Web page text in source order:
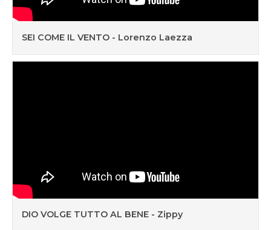
SEI COME IL VENTO - Lorenzo Laezza
DIO VOLGE TUTTO AL BENE - Zippy